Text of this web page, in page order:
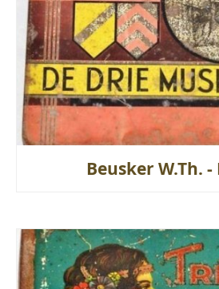
Beusker W.Th.